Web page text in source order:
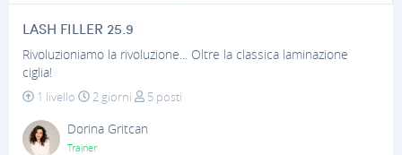
LASH FILLER 25.9
Rivoluzioniamo la rivoluzione... Oltre la classica laminazione
ciglia!
1 livello
2 giorni
5 posti
Dorina Gritcan
Trainer